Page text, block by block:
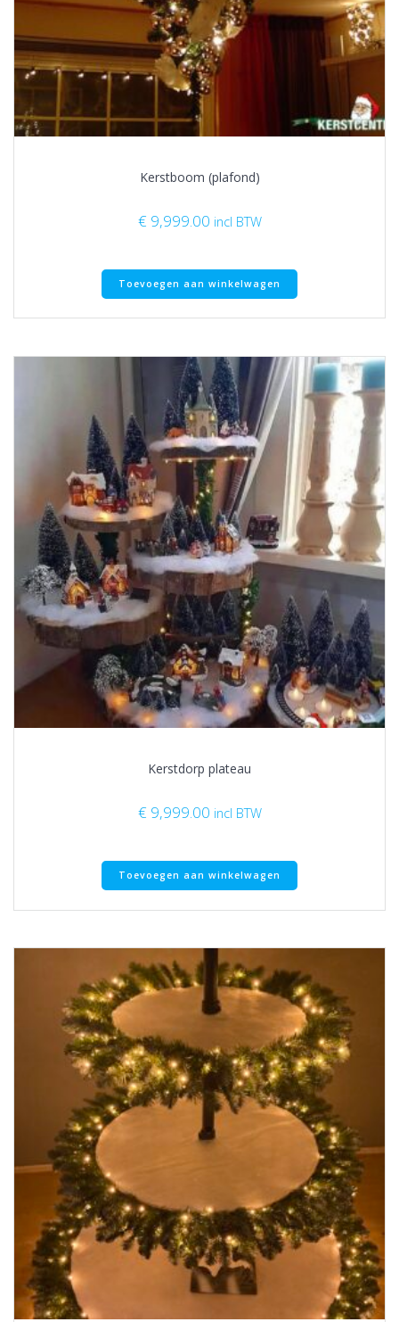
Kerstboom (plafond)
€ 9,999.00 incl BTW
Toevoegen aan winkelwagen
Kerstdorp plateau
€ 9,999.00 incl BTW
Toevoegen aan winkelwagen